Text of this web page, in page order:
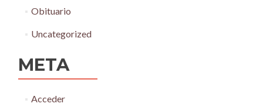
Obituario
Uncategorized
META
Acceder